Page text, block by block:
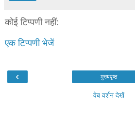
कोई टिप्पणी नहीं:
एक टिप्पणी भेजें
‹ मुख्यपृष्ठ
वेब वर्शन देखें